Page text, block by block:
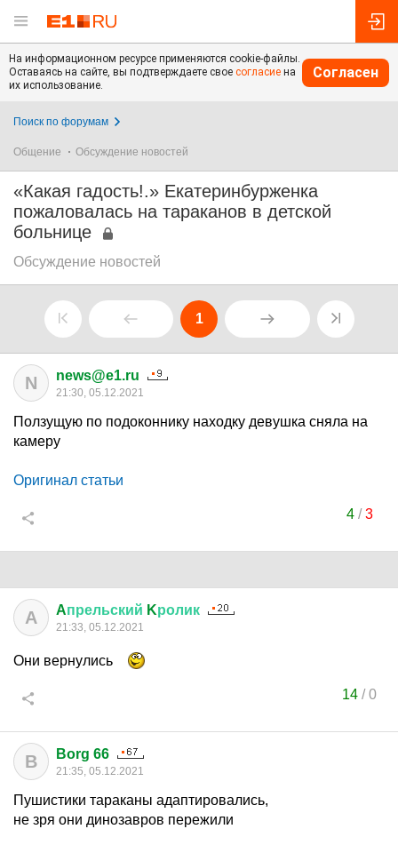
На информационном ресурсе применяются cookie-файлы.
Оставаясь на сайте, вы подтверждаете свое согласие на
их использование.
Согласен
Поиск по форумам
Общение Обсуждение новостей
«Какая гадость!.» Екатеринбурженка
пожаловалась на тараканов в детской
больнице
Обсуждение новостей
1
N news@e1.ru
21:30, 05.12.2021
Ползущую по подоконнику находку девушка сняла на
камеру
Оригинал статьи
4/3
A Aпрельский Kролик
21:33, 05.12.2021
Они вернулись
14 /0
B Borg 66
21:35, 05.12.2021
Пушистики тараканы адаптировались,
не зря они динозавров пережили